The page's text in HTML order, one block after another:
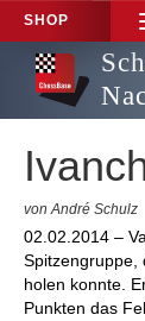
SHOP
von André Schulz
02.02.2014 –
Spitzengruppe,
holen konnte.
Punkten das